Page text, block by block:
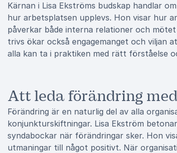
Kärnan i Lisa Ekströms budskap handlar
hur arbetsplatsen upplevs. Hon visar hur
påverkar både interna relationer och
trivs ökar också engagemanget och viljan
alla kan ta i praktiken med rätt förståelse
Att leda förändring
Förändring är en naturlig del av alla
konjunkturskiftningar. Lisa Ekström
syndabockar när förändringar sker. Hon
utmaningar till något positivt. När